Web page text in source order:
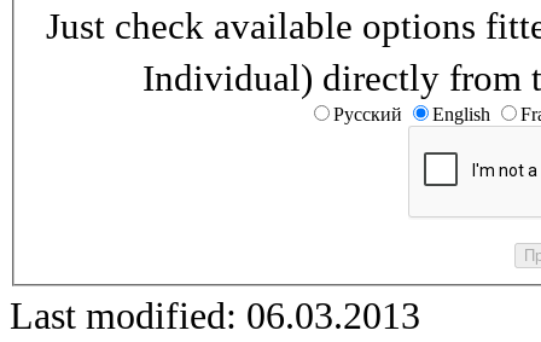
Just check available options
Individual) directly from
Русский English
Last modified: 06.03.2013